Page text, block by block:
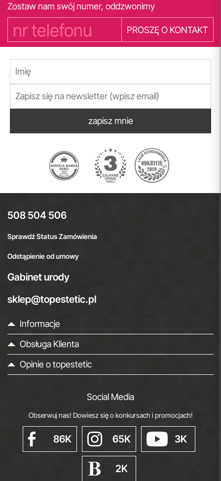
Zostaw nam swój numer, oddzwonimy
PROSZĘ O KONTAKT
zapisz mnie
508 504 506
Sprawdź Status Zamówienia
Odstąpienie od umowy
Gabinet urody
sklep@topestetic.pl
Informacje
Obsługa Klienta
Opinie o topestetic
Social Media
Obserwuj nas! Dowiesz się o konkursach i promocjach!
86K 65K 3K
2K